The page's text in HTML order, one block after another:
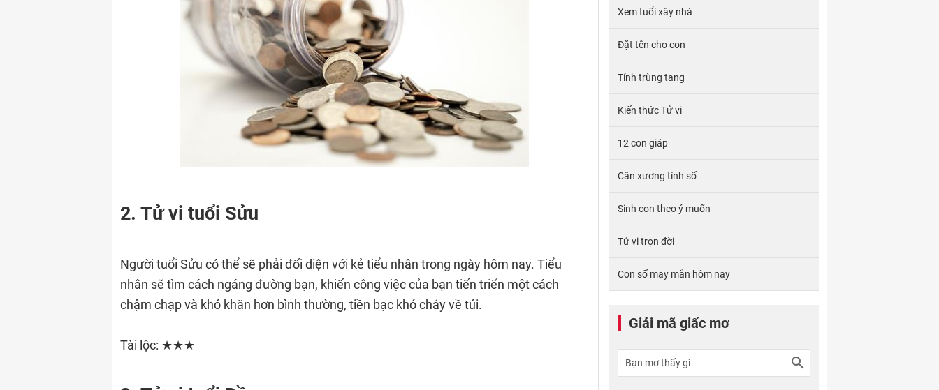
2. Tử vi tuổi Sửu
Người tuổi Sửu có thể sẽ phải đối diện với kẻ tiểu nhân trong ngày hôm nay. Tiểu
nhân sẽ tìm cách ngáng đường bạn, khiến công việc của bạn tiến triển một cách
chậm chạp và khó khăn hơn bình thường, tiền bạc khó chảy về túi.
Tài lộc: ★★★
Xem tuổi xây nhà
Đặt tên cho con
Tính trùng tang
Kiến thức Tử vi
12 con giáp
Cân xương tính số
Sinh con theo ý muốn
Tử vi trọn đời
Con số may mắn hôm nay
Giải mã giấc mơ